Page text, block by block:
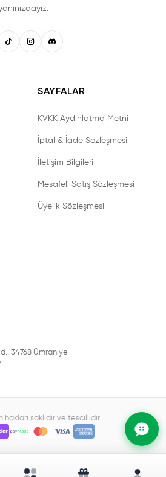
SAYFALAR
KVKK Aydınlatma Metni
İptal & İade Sözleşmesi
İletişim Bilgileri
Mesafeli Satış Sözleşmesi
Üyelik Sözleşmesi
34768 Ümraniye
hakları saklıdır ve tescillidir.